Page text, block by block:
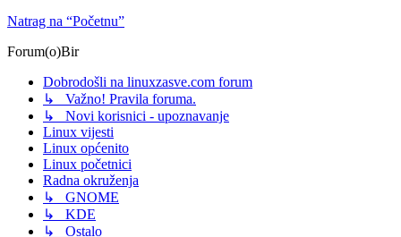
Natrag na “Početnu”
Forum(o)Bir
Dobrodošli na linuxzasve.com forum
↳ Važno! Pravila foruma.
↳ Novi korisnici - upoznavanje
Linux vijesti
Linux općenito
Linux početnici
Radna okruženja
↳ GNOME
↳ KDE
↳ Ostalo